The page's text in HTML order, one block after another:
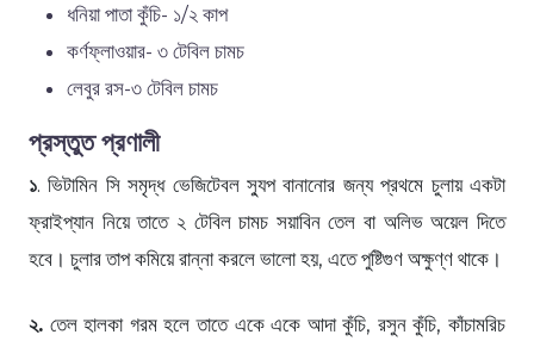
ধনিয়া পাতা কুঁচি- ১/২ কাপ
কর্ণফ্লাওয়ার- ৩ টেবিল চামচ
লেবুর রস-৩ টেবিল চামচ
প্রস্তুত প্রণালী
১. ভিটামিন সি সমৃদ্ধ ভেজিটেবল স্যুপ বানানোর জন্য প্রথমে চুলায় একটা
ফ্রাইপ্যান নিয়ে তাতে ২ টেবিল চামচ সয়াবিন তেল বা অলিভ অয়েল দিতে
হবে। চুলার তাপ কমিয়ে রান্না করলে ভালো হয়, এতে পুষ্টিগুণ অক্ষুণ্ণ থাকে।
২. তেল হালকা গরম হলে তাতে একে একে আদা কুঁচি, রসুন কুঁচি, কাঁচামরিচ